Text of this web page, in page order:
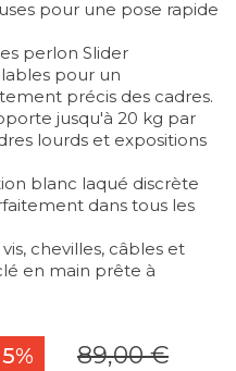
pour une pose rapide
perlon Slider
pour un
précis des cadres.
jusqu'à 20 kg par
lourds et expositions
blanc laqué discrète
dans tous les
vis, chevilles, câbles et
en main prête à
89,00 €